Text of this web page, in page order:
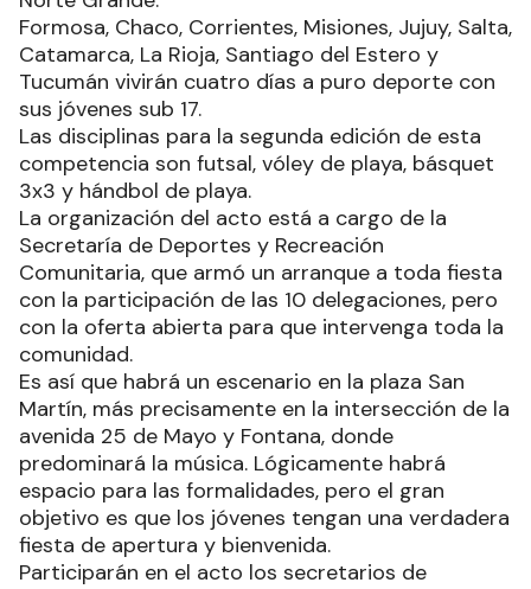
Formosa, Chaco, Corrientes, Misiones, Jujuy, Salta,
Catamarca, La Rioja, Santiago del Estero y
Tucumán vivirán cuatro días a puro deporte con
sus jóvenes sub 17.
Las disciplinas para la segunda edición de esta
competencia son futsal, vóley de playa, básquet
3x3 y hándbol de playa.
La organización del acto está a cargo de la
Secretaría de Deportes y Recreación
Comunitaria, que armó un arranque a toda fiesta
con la participación de las 10 delegaciones, pero
con la oferta abierta para que intervenga toda la
comunidad.
Es así que habrá un escenario en la plaza San
Martín, más precisamente en la intersección de la
avenida 25 de Mayo y Fontana, donde
predominará la música. Lógicamente habrá
espacio para las formalidades, pero el gran
objetivo es que los jóvenes tengan una verdadera
fiesta de apertura y bienvenida.
Participarán en el acto los secretarios de